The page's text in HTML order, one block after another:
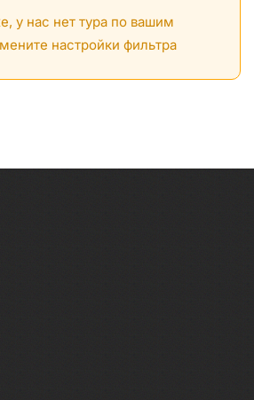
у нас нет тура по вашим
настройки фильтра